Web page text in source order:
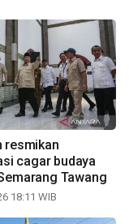
resmikan
cagar budaya
Tawang
18:11 WIB